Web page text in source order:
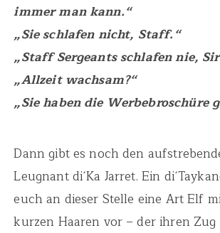
immer man kann.“
„Sie schlafen nicht, Staff.“
„Staff Sergeants schlafen nie,
„Allzeit wachsam?“
„Sie haben die Werbebroschüre
Dann gibt es noch den
Leugnant di´Ka Jarret. Ein
euch an dieser Stelle eine Art Elf
kurzen Haaren vor – der ihren